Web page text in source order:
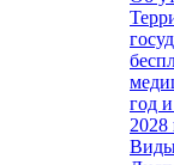
год
2028